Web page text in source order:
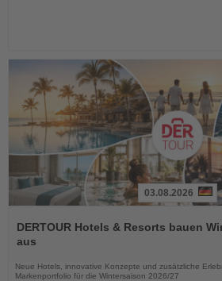
Sie
die
03.08.2026
DERTOUR Hotels & Resorts bauen
aus
Neue Hotels, innovative Konzepte und zusätzliche
Markenportfolio für die Wintersaison 2026/27